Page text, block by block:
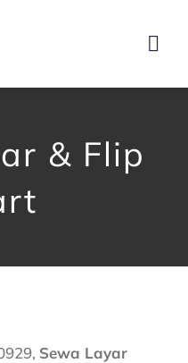
& Flip
Sewa Layar